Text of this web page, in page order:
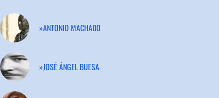
»ANTONIO MACHADO
»JOSÉ ÁNGEL BUESA